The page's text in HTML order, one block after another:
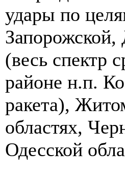
удары по
Запорожской,
(весь спектр
районе н.п.
ракета),
областях,
Одесской